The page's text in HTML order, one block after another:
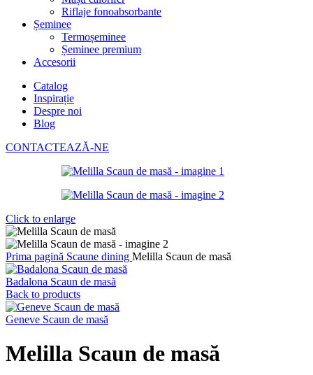
Riflaje fonoabsorbante
Șeminee
Termoșeminee
Șeminee premium
Accesorii
Catalog
Inspirație
Despre noi
Blog
CONTACTEAZĂ-NE
Click to enlarge
Prima pagină Scaune dining Melilla Scaun de masă
Badalona Scaun de masă
Back to products
Geneve Scaun de masă
Melilla Scaun de masă